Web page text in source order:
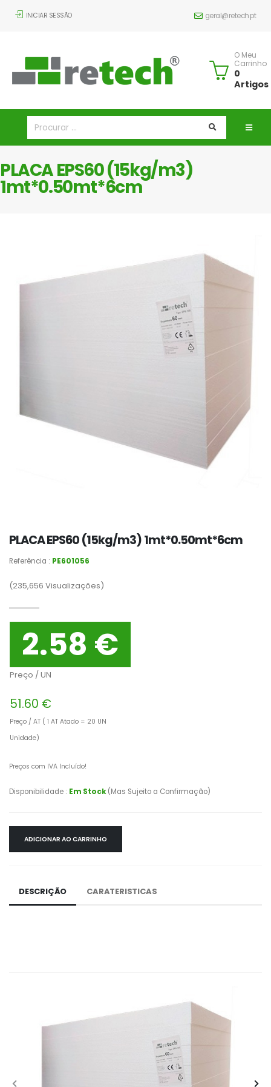
INICIAR SESSÃO geral@retech.pt
O Meu
Carrinho
0
Artigos
PLACA EPS60 (15kg/m3)
1mt*0.50mt*6cm
PLACA EPS60 (15kg/m3) 1mt*0.50mt*6cm
Referência : PE601056
(235,656 Visualizações)
2.58 €
Preço / UN
51.60 €
Preço / AT ( 1 AT Atado = 20 UN
Unidade)
Preços com IVA Incluído!
Disponibilidade : Em Stock(Mas Sujeito a Confirmação)
ADICIONAR AO CARRINHO
DESCRIÇÃO CARATERISTICAS